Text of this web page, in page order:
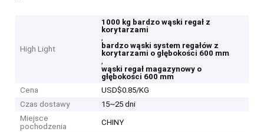
High Light
1000 kg bardzo wąski regał z
korytarzami
,
bardzo wąski system regałów z
korytarzami o głębokości 600 mm
,
wąski regał magazynowy o
głębokości 600 mm
Cena
USD$0.85/KG
Czas dostawy
15~25 dni
Miejsce
pochodzenia
CHINY